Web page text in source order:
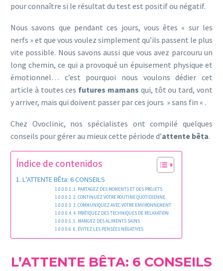
pour connaître si le résultat du test est positif ou négatif.
Nous savons que pendant ces jours, vous êtes « sur les
nerfs » et que vous voulez simplement qu’ils passent le plus
vite possible. Nous savons aussi que vous avez parcouru un
long chemin, ce qui a provoqué un épuisement physique et
émotionnel… c’est pourquoi nous voulons dédier cet
article à toutes ces futures mamans qui, tôt ou tard, vont
y arriver, mais qui doivent passer par ces jours » sans fin « .
Chez Ovoclinic, nos spécialistes ont compilé quelques
conseils pour gérer au mieux cette période d’attente bêta.
Índice de contenidos
L’ATTENTE BÊta: 6 CONSEILS
1. PARTAGEZ DES MOMENTS ET DES PROJETS
2. CONTINUEZ VOTRE ROUTINE QUOTIDIENNE
3. COMMUNIQUEZ AVEC VOTRE ENVIRONNEMENT
4. PRATIQUEZ DES TECHNIQUES DE RELAXATION
5. MANGEZ DES ALIMENTS SAINS
6. ÉVITEZ LES PENSÉES NÉGATIVES
L’ATTENTE BÊTA: 6 CONSEILS